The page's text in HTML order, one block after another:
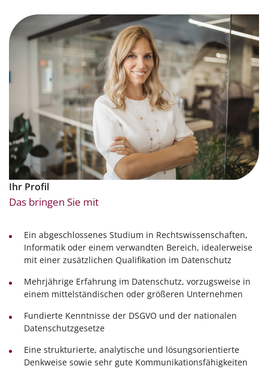
Ihr Profil
Das bringen Sie mit
Ein abgeschlossenes Studium in Rechtswissenschaften,
Informatik oder einem verwandten Bereich, idealerweise
mit einer zusätzlichen Qualifikation im Datenschutz
Mehrjährige Erfahrung im Datenschutz, vorzugsweise in
einem mittelständischen oder größeren Unternehmen
Fundierte Kenntnisse der DSGVO und der nationalen
Datenschutzgesetze
Eine strukturierte, analytische und lösungsorientierte
Denkweise sowie sehr gute Kommunikationsfähigkeiten